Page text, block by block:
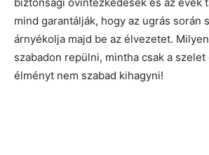
mind garantálják, hogy az ugrás során
árnyékolja majd be az élvezetet.
szabadon repülni, mintha csak a szelet
élményt nem szabad kihagyni!